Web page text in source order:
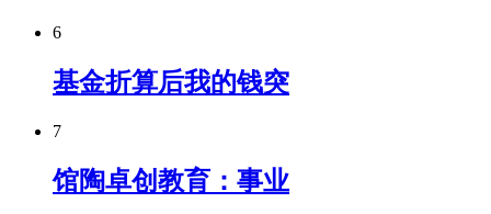
6
基金折算后我的钱突
7
馆陶卓创教育：事业